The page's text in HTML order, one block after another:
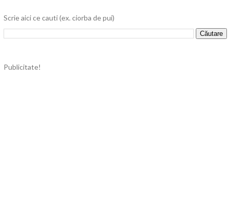
Scrie aici ce cauti (ex. ciorba de pui)
Publicitate!